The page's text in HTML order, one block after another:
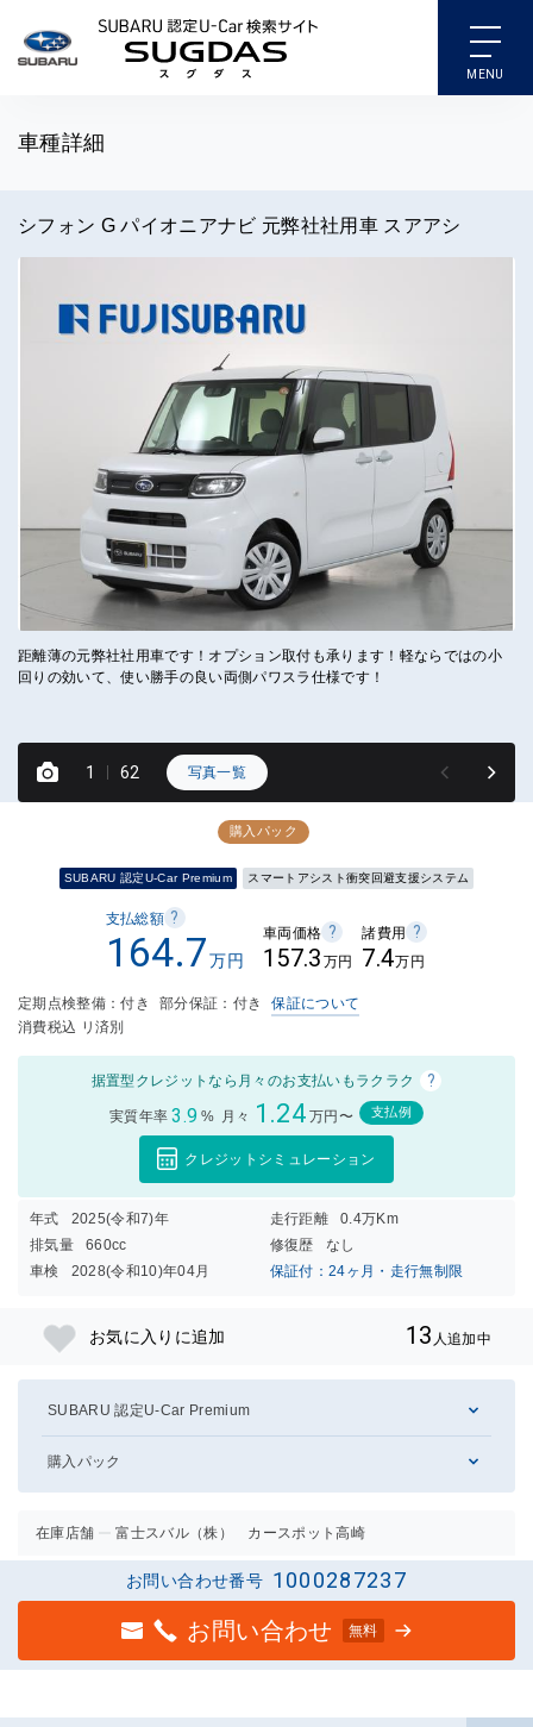
SUBARU 認定U-Car検索
車種詳細
シフォン G パイオニアナビ 元弊社社用車 スアアシ
距離薄の元弊社社用車です！オプション取付も承ります！軽ならではの小
回りの効いて、使い勝手の良い両側パワスラ仕様です！
1 62 写真一覧
購入パック
SUBARU 認定U-Car Premium スマートアシスト衝突回避支援システム
支払総額 ?
164.7 万円
車両価格 ?
157.3 万円
諸費用 ?
7.4万円
定期点検整備：付き 部分保証：付き
保証について
消費税込 リ済別
据置型クレジットなら月々のお支払いもラクラク ?
実質年率 3.9 % 月々 1.24 万円〜 支払例
クレジットシミュレーション
年式 2025(令和7)年 走行距離
0.4万Km
排気量
660cc 修復歴
なし
車検
2028(令和10)年04月 保証付：24ヶ月・走行無制限
お気に入りに追加 13 人追加中
SUBARU 認定U-Car Premium
購入パック
在庫店舗 富士スバル（株） カースポット高崎
お問い合わせ番号 1000287237
お問い合わせ 無料